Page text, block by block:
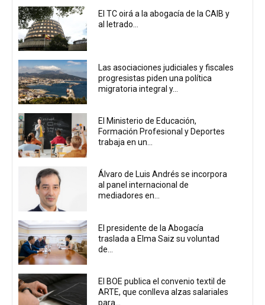
El TC oirá a la abogacía de la CAIB y
al letrado...
Las asociaciones judiciales y fiscales
progresistas piden una política
migratoria integral y...
El Ministerio de Educación,
Formación Profesional y Deportes
trabaja en un...
Álvaro de Luis Andrés se incorpora
al panel internacional de
mediadores en...
El presidente de la Abogacía
traslada a Elma Saiz su voluntad
de...
El BOE publica el convenio textil de
ARTE, que conlleva alzas salariales
para...